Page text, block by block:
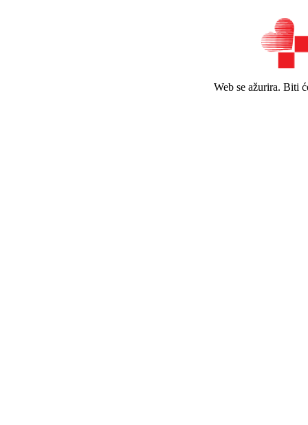
Web se ažurira. Biti